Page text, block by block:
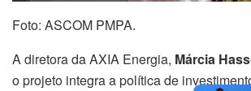
Foto: ASCOM PMPA.
A diretora da AXIA Energia, Márcia
o projeto integra a política de